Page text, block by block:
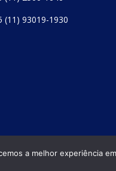
(11) 93019-1930
a melhor experiência